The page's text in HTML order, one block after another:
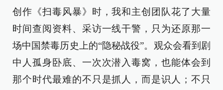
创作《扫毒风暴》时，我和主创团队花了大量
时间查阅资料、采访一线干警，只为还原那一
场中国禁毒历史上的“隐秘战役”。观众会看到剧
中人孤身卧底、一次次潜入毒窝，也能体会到
那个时代最难的不只是抓人，而是识人；不只